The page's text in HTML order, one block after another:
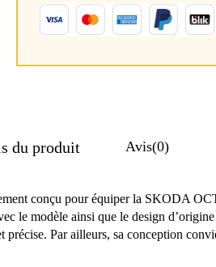
du produit Avis(0)
conçu pour équiper la SKODA
le modèle ainsi que le design
Par ailleurs, sa conception